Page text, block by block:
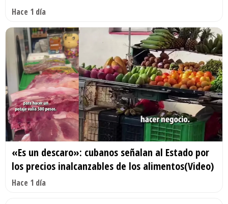
Hace 1 día
«Es un descaro»: cubanos señalan al Estado por
los precios inalcanzables de los alimentos(Video)
Hace 1 día